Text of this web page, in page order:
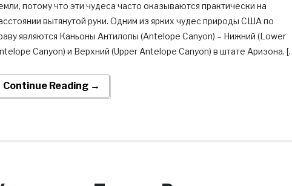
потому что эти чудеса часто оказываются практически на
вытянутой руки. Одним из ярких чудес природы США по
являются Каньоны Антилопы (Antelope Canyon) – Нижний (Lower
Canyon) и Верхний (Upper Antelope Canyon) в штате Аризона.
Continue Reading →